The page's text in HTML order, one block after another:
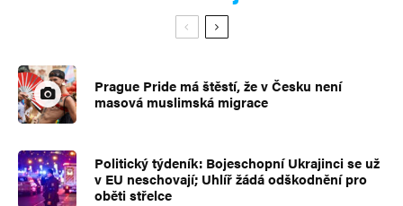
Prague Pride má štěstí, že v Česku není
masová muslimská migrace
Politický týdeník: Bojeschopní Ukrajinci se už
v EU neschovají; Uhlíř žádá odškodnění pro
oběti střelce